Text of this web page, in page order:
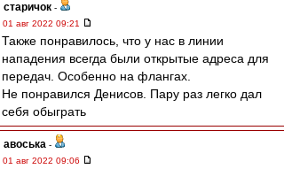
старичок -
01 авг 2022 09:21
Также понравилось, что у нас в линии
нападения всегда были открытые адреса для
передач. Особенно на флангах.
Не понравился Денисов. Пару раз легко дал
себя обыграть
авоська -
01 авг 2022 09:06